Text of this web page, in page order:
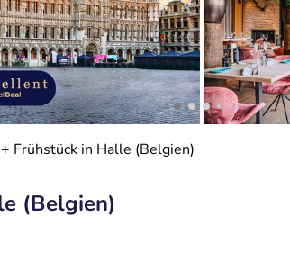
Frühstück in Halle (Belgien)
(Belgien)